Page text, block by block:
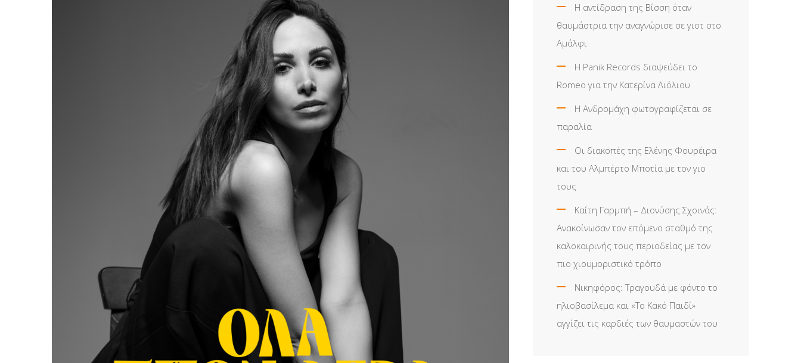
Η αντίδραση της Βίσση όταν
θαυμάστρια την αναγνώρισε σε γιοτ στο
Αμάλφι
Η Panik Records διαψεύδει το
Romeo για την Κατερίνα Λιόλιου
Η Ανδρομάχη φωτογραφίζεται σε
παραλία
Οι διακοπές της Ελένης Φουρέιρα
και του Αλμπέρτο Μποτία με τον γιο
τους
Καίτη Γαρμπή – Διονύσης Σχοινάς:
Ανακοίνωσαν τον επόμενο σταθμό της
καλοκαιρινής τους περιοδείας με τον
πιο χιουμοριστικό τρόπο
Νικηφόρος: Τραγουδά με φόντο το
ηλιοβασίλεμα και «Το Κακό Παιδί»
αγγίζει τις καρδιές των θαυμαστών του